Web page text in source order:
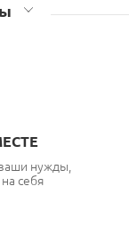
нужды,
себя